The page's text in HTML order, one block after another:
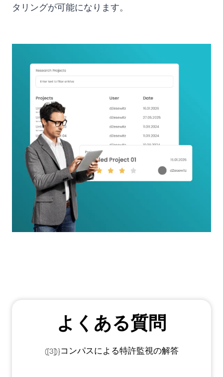
タリングが可能になります。
よくある質問
([3])}コンパスによる特許監視の解答